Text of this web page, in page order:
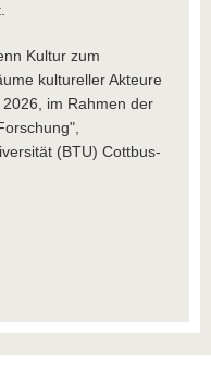
Kultur zum
kultureller Akteure
im Rahmen der
(BTU) Cottbus-